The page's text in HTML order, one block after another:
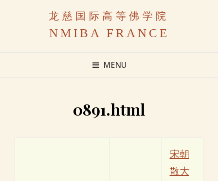
龙慈国际高等佛学院
NMIBA FRANCE
MENU
0891.html
宋朝
散大